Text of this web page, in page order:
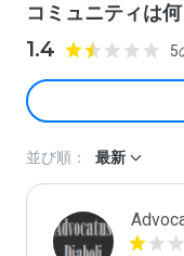
コミュニティは
1.4 5
並び順： 最新